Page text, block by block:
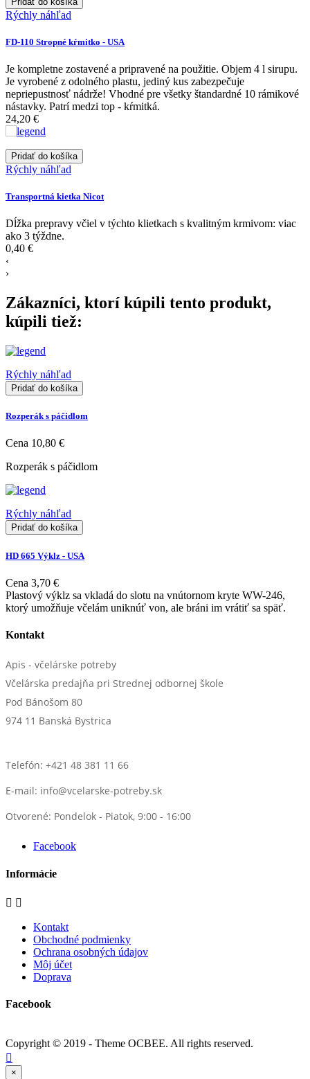
Rýchly náhľad
FD-110 Stropné kŕmitko - USA
Je kompletne zostavené a pripravené na použitie. Objem 4 l sirupu.
Je vyrobené z odolného plastu, jediný kus zabezpečuje
nepriepustnosť nádrže! Vhodné pre všetky štandardné 10 rámikové
nástavky. Patrí medzi top - kŕmitká.
24,20 €
Pridať do košíka
Rýchly náhľad
Transportná kietka Nicot
Dĺžka prepravy včiel v týchto klietkach s kvalitným krmivom: viac
ako 3 týždne.
0,40 €
‹
›
Zákazníci, ktorí kúpili tento produkt,
kúpili tiež:
Rýchly náhľad
Pridať do košíka
Rozperák s páčidlom
Cena 10,80 €
Rozperák s páčidlom
Rýchly náhľad
Pridať do košíka
HD 665 Výklz - USA
Cena 3,70 €
Plastový výklz sa vkladá do slotu na vnútornom kryte WW-246,
ktorý umožňuje včelám uniknúť von, ale bráni im vrátiť sa späť.
Kontakt
Apis - včelárske potreby
Včelárska predajňa pri Strednej odbornej škole
Pod Bánošom 80
974 11 Banská Bystrica
Telefón: +421 48 381 11 66
E-mail: info@vcelarske-potreby.sk
Otvorené: Pondelok - Piatok, 9:00 - 16:00
Facebook
Informácie
 
Kontakt
Obchodné podmienky
Ochrana osobných údajov
Môj účet
Doprava
Facebook
Copyright © 2019 - Theme OCBEE. All rights reserved.

×